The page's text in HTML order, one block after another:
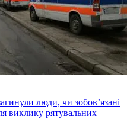
люди, чи зобов’язані
виклику рятувальних